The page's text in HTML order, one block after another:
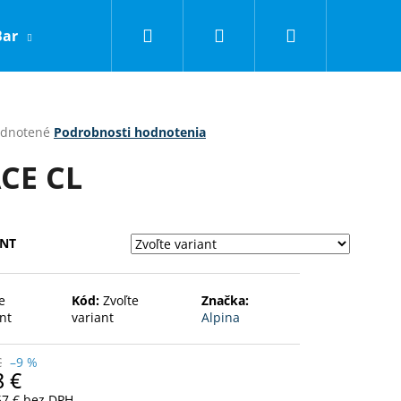
Obchodné podmienky
Hľadať PrihlásenieNákupný
Podrobnosti hodnotenia
CL
Kód: Zvoľte
variant
Značka:
Alpina
–9 %
€
Nasledujúce